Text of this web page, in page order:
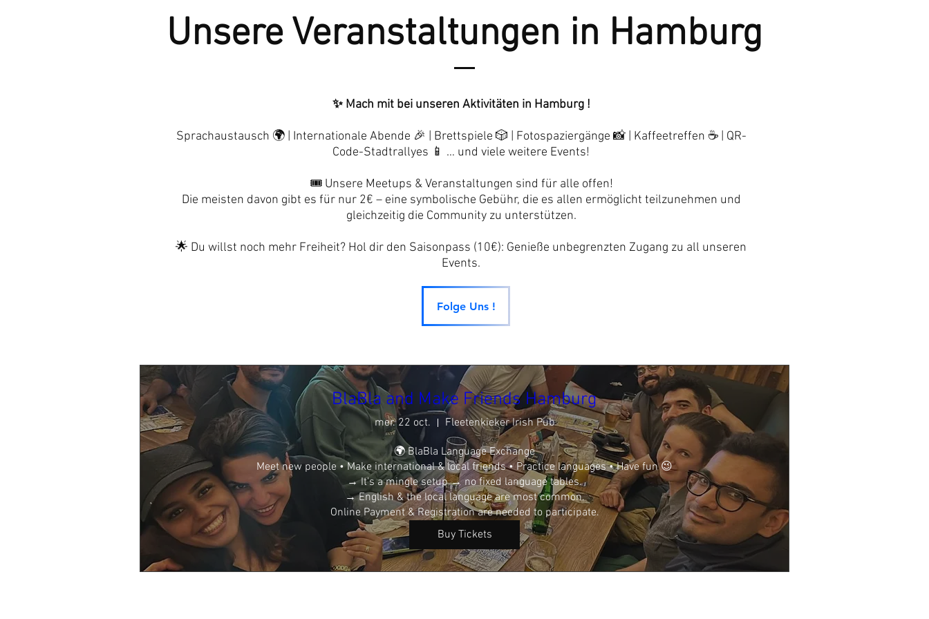
Unsere Veranstaltungen in Hamburg
✨ Mach mit bei unseren Aktivitäten in Hamburg !
Sprachaustausch 🌍 | Internationale Abende 🎉 | Brettspiele 🎲 | Fotospaziergänge 📸 | Kaffeetreffen ☕ | QR-
Code-Stadtrallyes 📱 … und viele weitere Events!
🎟️ Unsere Meetups & Veranstaltungen sind für alle offen!
Die meisten davon gibt es für nur 2€ – eine symbolische Gebühr, die es allen ermöglicht teilzunehmen und
gleichzeitig die Community zu unterstützen.
🌟 Du willst noch mehr Freiheit? Hol dir den Saisonpass (10€): Genieße unbegrenzten Zugang zu all unseren
Events.
Folge Uns !
BlaBla and Make Friends Hamburg
mer. 22 oct. Fleetenkieker Irish Pub
🌍 BlaBla Language Exchange
Meet new people • Make international & local friends • Practice languages • Have fun 😉
→ It’s a mingle setup → no fixed language tables.
→ English & the local language are most common.
Online Payment & Registration are needed to participate.
Buy Tickets